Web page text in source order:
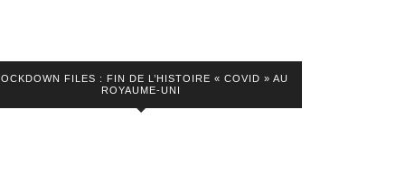
FILES : FIN DE L’HISTOIRE « COVID » AU
ROYAUME-UNI